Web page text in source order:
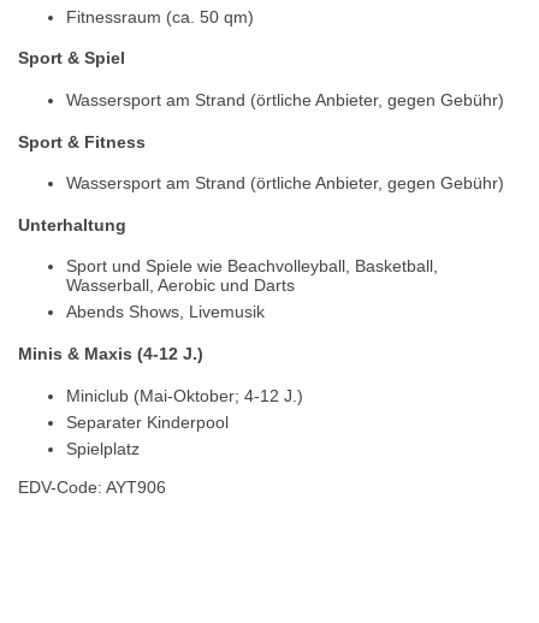
Fitnessraum (ca. 50 qm)
Sport & Spiel
Wassersport am Strand (örtliche Anbieter, gegen Gebühr)
Sport & Fitness
Wassersport am Strand (örtliche Anbieter, gegen Gebühr)
Unterhaltung
Sport und Spiele wie Beachvolleyball, Basketball,
Wasserball, Aerobic und Darts
Abends Shows, Livemusik
Minis & Maxis (4-12 J.)
Miniclub (Mai-Oktober; 4-12 J.)
Separater Kinderpool
Spielplatz
EDV-Code: AYT906